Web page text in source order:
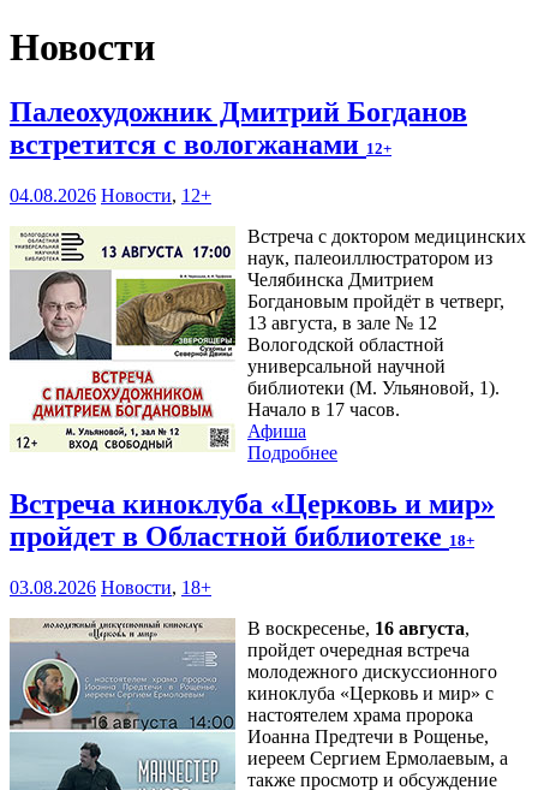
Новости
Палеохудожник Дмитрий Богданов
встретится с вологжанами 12+
04.08.2026 Новости, 12+
Встреча с доктором медицинских
наук, палеоиллюстратором из
Челябинска Дмитрием
Богдановым пройдёт в четверг,
13 августа, в зале № 12
Вологодской областной
универсальной научной
библиотеки (М. Ульяновой, 1).
Начало в 17 часов.
Афиша
Подробнее
Встреча киноклуба «Церковь и мир»
пройдет в Областной библиотеке 18+
03.08.2026 Новости, 18+
В воскресенье, 16 августа,
пройдет очередная встреча
молодежного дискуссионного
киноклуба «Церковь и мир» с
настоятелем храма пророка
Иоанна Предтечи в Рощенье,
иереем Сергием Ермолаевым, а
также просмотр и обсуждение